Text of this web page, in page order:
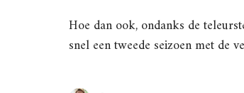
Hoe dan ook, ondanks de
snel een tweede seizoen met de